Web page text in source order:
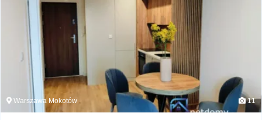
Warszawa Mokotów 11